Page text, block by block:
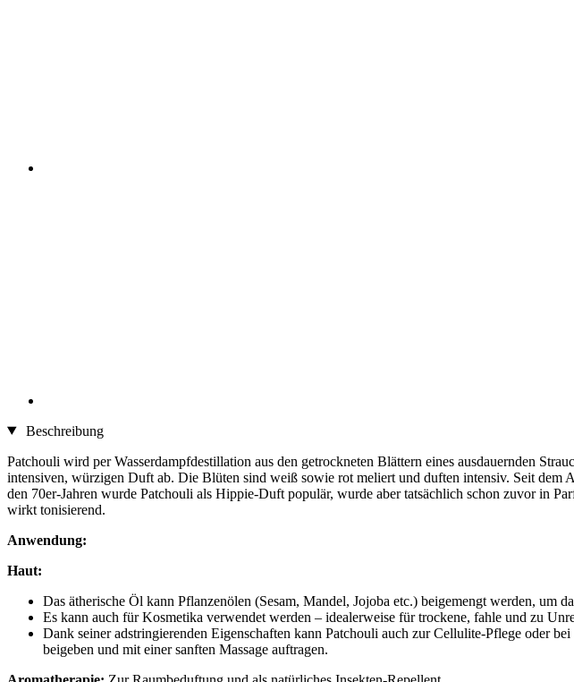
Beschreibung
Patchouli wird per Wasserdampfdestillation aus den getrockneten Blättern eines ausdauernden
intensiven, würzigen Duft ab. Die Blüten sind weiß sowie rot meliert und duften intensiv. Seit
den 70er-Jahren wurde Patchouli als Hippie-Duft populär, wurde aber tatsächlich schon zuvor in
wirkt tonisierend.
Anwendung:
Haut:
Das ätherische Öl kann Pflanzenölen (Sesam, Mandel, Jojoba etc.) beigemengt werden, um
Es kann auch für Kosmetika verwendet werden – idealerweise für trockene, fahle und zu
Dank seiner adstringierenden Eigenschaften kann Patchouli auch zur Cellulite-Pflege oder
beigeben und mit einer sanften Massage auftragen.